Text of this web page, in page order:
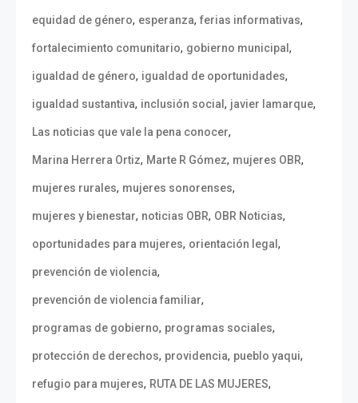
equidad de género, esperanza, ferias informativas,
fortalecimiento comunitario, gobierno municipal,
igualdad de género, igualdad de oportunidades,
igualdad sustantiva, inclusión social, javier lamarque,
Las noticias que vale la pena conocer,
Marina Herrera Ortiz, Marte R Gómez, mujeres OBR,
mujeres rurales, mujeres sonorenses,
mujeres y bienestar, noticias OBR, OBR Noticias,
oportunidades para mujeres, orientación legal,
prevención de violencia,
prevención de violencia familiar,
programas de gobierno, programas sociales,
protección de derechos, providencia, pueblo yaqui,
refugio para mujeres, RUTA DE LAS MUJERES,